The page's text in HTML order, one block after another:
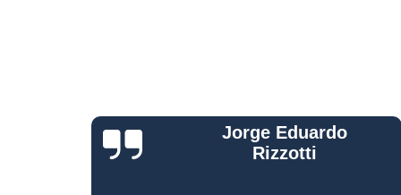
Jorge Eduardo
Rizzotti